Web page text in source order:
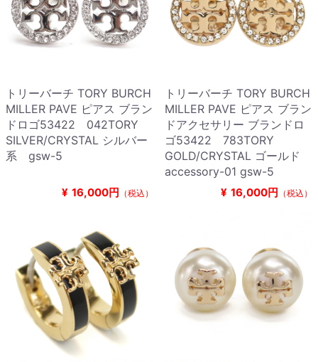
トリーバーチ TORY BURCH
MILLER PAVE ピアス ブラン
ドロゴ53422 042TORY
SILVER/CRYSTAL シルバー
系 gsw-5
¥ 16,000円 （税込）
トリーバーチ TORY BURCH
MILLER PAVE ピアス ブラン
ドアクセサリー ブランドロ
ゴ53422 783TORY
GOLD/CRYSTAL ゴールド
accessory-01 gsw-5
¥ 16,000円 （税込）